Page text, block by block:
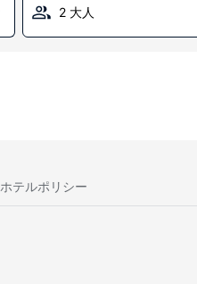
2 大人
ホテルポリシー